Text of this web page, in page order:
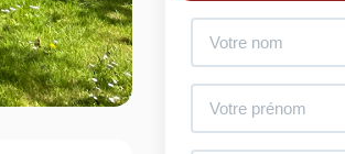
Rapide et gratuit, recevez votre
quelques clics.
Estimer mon bien maintenant